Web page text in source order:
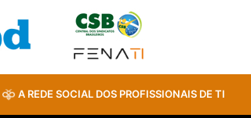
A REDE SOCIAL DOS PROFISSIONAIS DE TI